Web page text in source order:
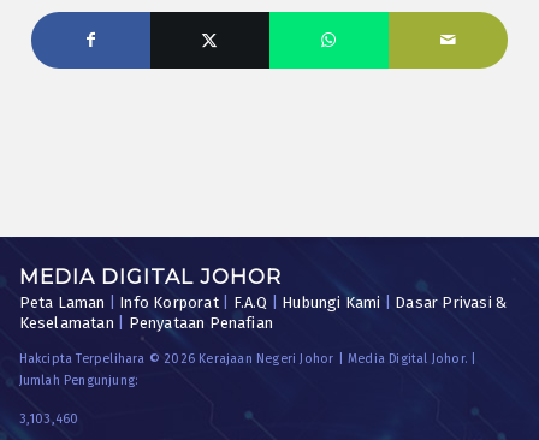
MEDIA DIGITAL JOHOR
Peta Laman Info Korporat| F.A.Q Hubungi Kami
Dasar Privasi &
Keselamatan
Penyataan Penafian
Hakcipta Terpelihara © 2026 Kerajaan Negeri Johor | Media Digital Johor. |
Jumlah Pengunjung:
3,103,460